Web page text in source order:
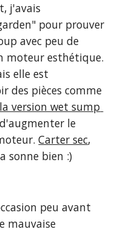
j'avais
pour prouver
avec peu de
moteur esthétique.
elle est
des pièces comme
la version wet sump
le
Carter sec,
sonne bien :)
peu avant
mauvaise